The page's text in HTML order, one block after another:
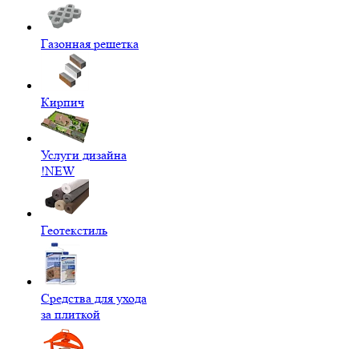
Газонная решетка
Кирпич
Услуги дизайна
!NEW
Геотекстиль
Средства для ухода
за плиткой